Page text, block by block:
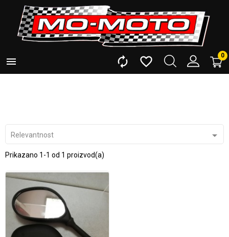

0


Relevantnost 
Prikazano 1-1 od 1 proizvod(a)